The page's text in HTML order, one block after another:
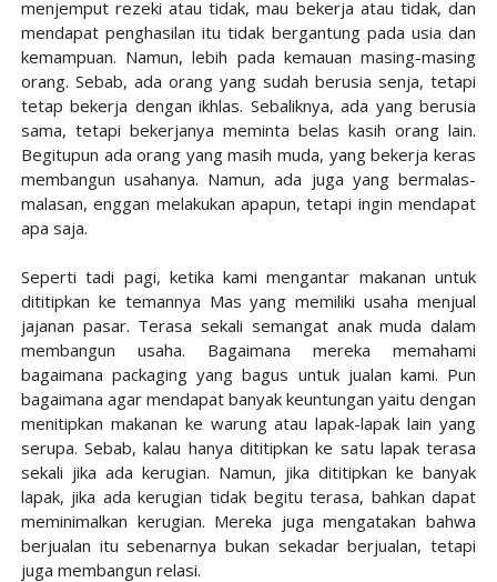
menjemput rezeki atau tidak, mau bekerja atau tidak, dan
mendapat penghasilan itu tidak bergantung pada usia dan
kemampuan. Namun, lebih pada kemauan masing-masing
orang. Sebab, ada orang yang sudah berusia senja, tetapi
tetap bekerja dengan ikhlas. Sebaliknya, ada yang berusia
sama, tetapi bekerjanya meminta belas kasih orang lain.
Begitupun ada orang yang masih muda, yang bekerja keras
membangun usahanya. Namun, ada juga yang bermalas-
malasan, enggan melakukan apapun, tetapi ingin mendapat
apa saja.
Seperti tadi pagi, ketika kami mengantar makanan untuk
dititipkan ke temannya Mas yang memiliki usaha menjual
jajanan pasar. Terasa sekali semangat anak muda dalam
membangun usaha. Bagaimana mereka memahami
bagaimana packaging yang bagus untuk jualan kami. Pun
bagaimana agar mendapat banyak keuntungan yaitu dengan
menitipkan makanan ke warung atau lapak-lapak lain yang
serupa. Sebab, kalau hanya dititipkan ke satu lapak terasa
sekali jika ada kerugian. Namun, jika dititipkan ke banyak
lapak, jika ada kerugian tidak begitu terasa, bahkan dapat
meminimalkan kerugian. Mereka juga mengatakan bahwa
berjualan itu sebenarnya bukan sekadar berjualan, tetapi
juga membangun relasi.